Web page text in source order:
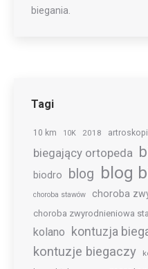
biegania.
Tagi
10 km 10K 2018
biegający ortopeda
biodro blog blog
choroba stawów choroba
choroba zwyrodnieniowa
kolano kontuzja
kontuzje biegaczy